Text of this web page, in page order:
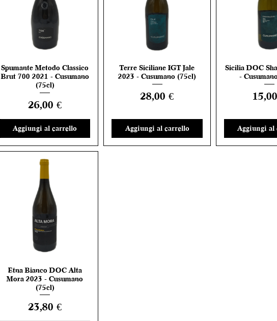
Vista rapida
Spumante Metodo Classico
Brut 700 2021 - Cusumano
(75cl)
Prezzo
26,00 €
Aggiungi al carrello
Vista rapida
Terre Siciliane IGT Jale
2023 - Cusumano (75cl)
Prezzo
28,00 €
Aggiungi al carrello
Vista
Sicilia DOC
-
Aggiungi al
Vista rapida
Etna Bianco DOC Alta
Mora 2023 - Cusumano
(75cl)
Prezzo
23,80 €